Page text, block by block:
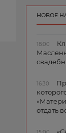
НОВОЕ
18:00
16:30
отдать